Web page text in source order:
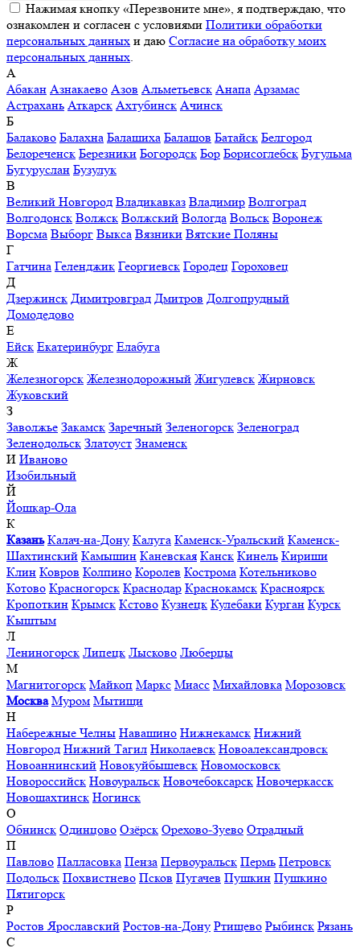
Нажимая кнопку «Перезвоните мне», я подтверждаю, что
ознакомлен и согласен с условиями Политики обработки
персональных данных и даю Согласие на обработку моих
персональных данных.
А
Абакан Азнакаево Азов Альметьевск Анапа Арзамас
Астрахань Аткарск Ахтубинск Ачинск
Б
Балаково Балахна Балашиха Балашов Батайск Белгород
Белореченск Березники Богородск Бор Борисоглебск Бугульма
Бугуруслан Бузулук
В
Великий Новгород Владикавказ Владимир Волгоград
Волгодонск Волжск Волжский Вологда Вольск Воронеж
Ворсма Выборг Выкса Вязники Вятские Поляны
Г
Гатчина Геленджик Георгиевск Городец Гороховец
Д
Дзержинск Димитровград Дмитров Долгопрудный
Домодедово
Е
Ейск Екатеринбург Елабуга
Ж
Железногорск Железнодорожный Жигулевск Жирновск
Жуковский
З
Заволжье Закамск Заречный Зеленогорск Зеленоград
Зеленодольск Златоуст Знаменск
И Иваново
Изобильный
Й
Йошкар-Ола
К
Казань Калач-на-Дону Калуга Каменск-Уральский Каменск-
Шахтинский Камышин Каневская Канск Кинель Кириши
Клин Ковров Колпино Королев Кострома Котельниково
Котово Красногорск Краснодар Краснокамск Красноярск
Кропоткин Крымск Кстово Кузнецк Кулебаки Курган Курск
Кыштым
Л
Лениногорск Липецк Лысково Люберцы
М
Магнитогорск Майкоп Маркс Миасс Михайловка Морозовск
Москва Муром Мытищи
Н
Набережные Челны Навашино Нижнекамск Нижний
Новгород Нижний Тагил Николаевск Новоалександровск
Новоаннинский Новокуйбышевск Новомосковск
Новороссийск Новоуральск Новочебоксарск Новочеркасск
Новошахтинск Ногинск
О
Обнинск Одинцово Озёрск Орехово-Зуево Отрадный
П
Павлово Палласовка Пенза Первоуральск Пермь Петровск
Подольск Похвистнево Псков Пугачев Пушкин Пушкино
Пятигорск
Р
Ростов Ярославский Ростов-на-Дону Ртищево Рыбинск Рязань
С